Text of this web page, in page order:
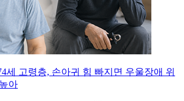
세 고령층, 손아귀 힘 빠지면 우울장애 위
아